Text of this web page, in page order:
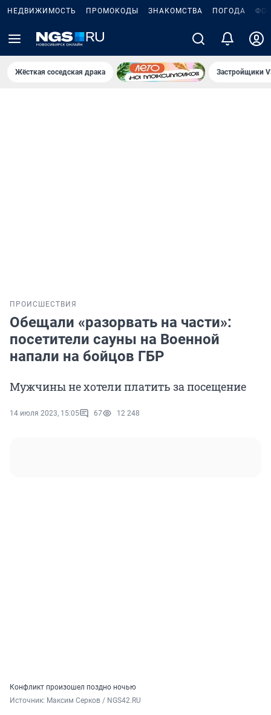
НЕДВИЖИМОСТЬ ПРОМОКОДЫ ЗНАКОМСТВА ПОГОДА
Жёсткая соседская драка Застройщики
ПРОИСШЕСТВИЯ
Обещали «разорвать на части»:
посетители сауны на Военной
напали на бойцов ГБР
Мужчины не хотели платить за посещение
14 июля 2023, 15:05 67 12 248
Конфликт произошел поздно ночью
Источник: Максим Серков / NGS42.RU